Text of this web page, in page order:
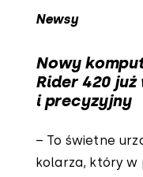
Newsy
Nowy
Rider 420
i precyzyjny
– To świetne
kolarza, który w